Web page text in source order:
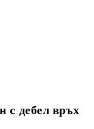
с дебел връх